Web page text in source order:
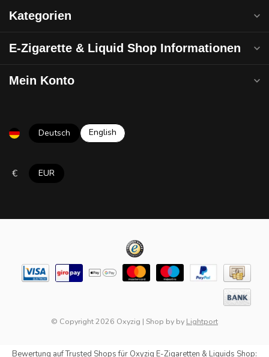
Kategorien
E-Zigarette & Liquid Shop Informationen
Mein Konto
Deutsch English
€ EUR
© Copyright 2026 Oxyzig | Shop by by Lightport
Bewertung aufTrusted Shopsfür Oxyzig E-Zigaretten & Liquids Shop: